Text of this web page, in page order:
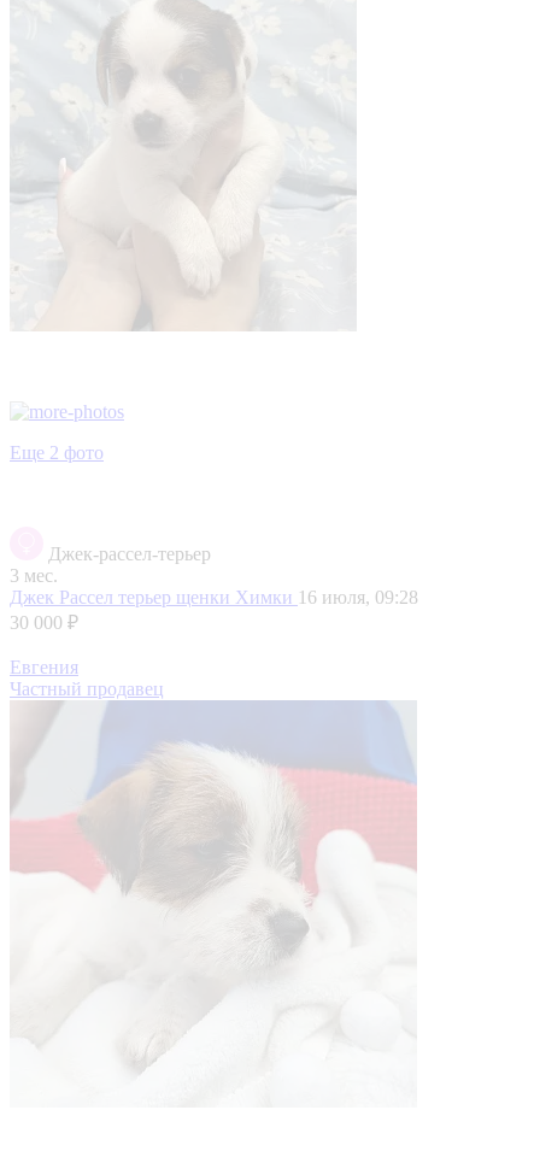
Еще 2 фото
Джек-рассел-терьер
3 мес.
Джек Рассел терьер щенки Химки 16 июля, 09:28
30 000 ₽
Евгения
Частный продавец